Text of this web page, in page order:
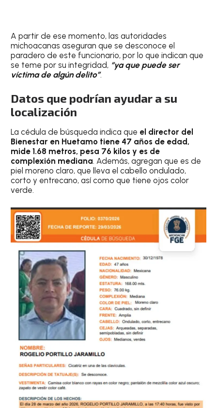
A partir de ese momento, las autoridades
michoacanas aseguran que se desconoce el
paradero de este funcionario, por lo que indican que
se teme por su integridad, “ya que puede ser
víctima de algún delito”.
Datos que podrían ayudar a su
localización
La cédula de búsqueda indica que el director del
Bienestar en Huetamo tiene 47 años de edad,
mide 1.68 metros, pesa 76 kilos y es de
complexión mediana. Además, agregan que es de
piel moreno claro, que lleva el cabello ondulado,
corto y entrecano, así como que tiene ojos color
verde.